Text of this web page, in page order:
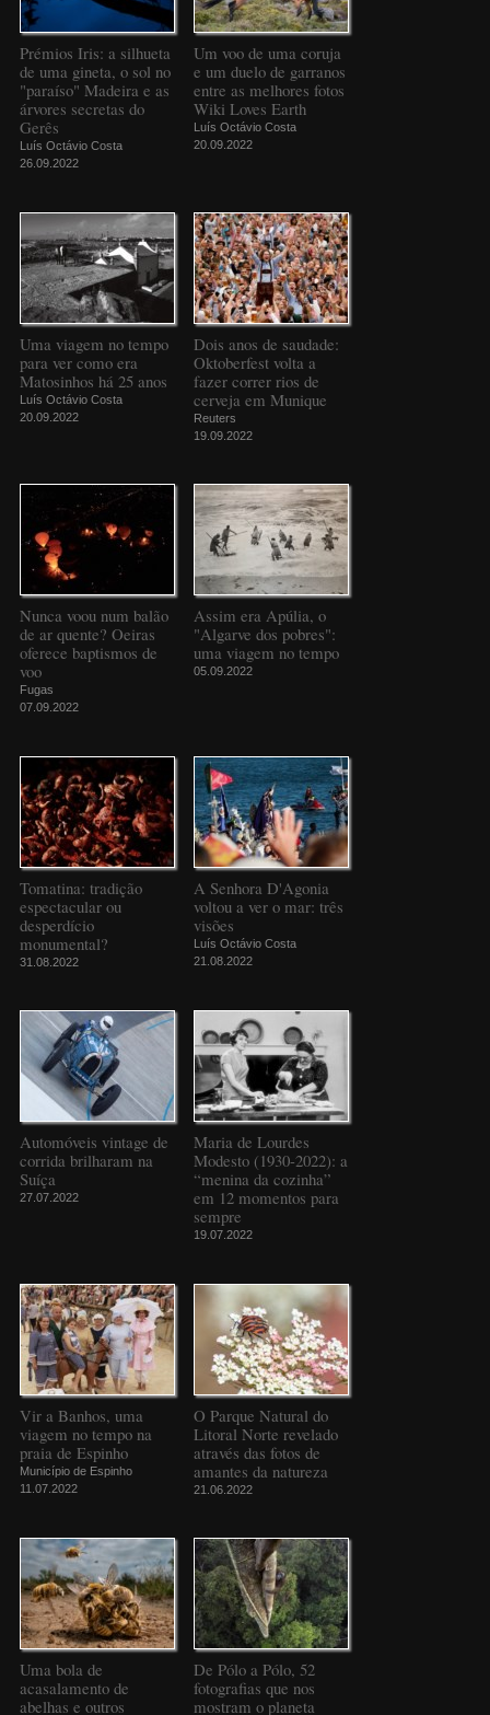
Prémios Iris: a silhueta
de uma gineta, o sol no
"paraíso" Madeira e as
árvores secretas do
Gerês
Luís Octávio Costa
26.09.2022
Um voo de uma coruja
e um duelo de garranos
entre as melhores fotos
Wiki Loves Earth
Luís Octávio Costa
20.09.2022
Uma viagem no tempo
para ver como era
Matosinhos há 25 anos
Luís Octávio Costa
20.09.2022
Dois anos de saudade:
Oktoberfest volta a
fazer correr rios de
cerveja em Munique
Reuters
19.09.2022
Nunca voou num balão
de ar quente? Oeiras
oferece baptismos de
voo
Fugas
07.09.2022
Assim era Apúlia, o
"Algarve dos pobres":
uma viagem no tempo
05.09.2022
Tomatina: tradição
espectacular ou
desperdício
monumental?
31.08.2022
A Senhora D'Agonia
voltou a ver o mar: três
visões
Luís Octávio Costa
21.08.2022
Automóveis vintage de
corrida brilharam na
Suíça
27.07.2022
Maria de Lourdes
Modesto (1930-2022): a
“menina da cozinha”
em 12 momentos para
sempre
19.07.2022
Vir a Banhos, uma
viagem no tempo na
praia de Espinho
Município de Espinho
11.07.2022
O Parque Natural do
Litoral Norte revelado
através das fotos de
amantes da natureza
21.06.2022
Uma bola de
acasalamento de
abelhas e outros
De Pólo a Pólo, 52
fotografias que nos
mostram o planeta